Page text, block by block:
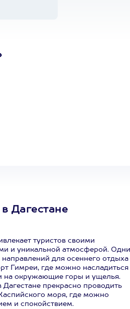
Дагестане
туристов своими
и уникальной атмосферой.
для осеннего отдыха
Гимреи, где можно насладиться
на окружающие горы и ущелья.
прекрасно проводить
моря, где можно
и спокойствием.